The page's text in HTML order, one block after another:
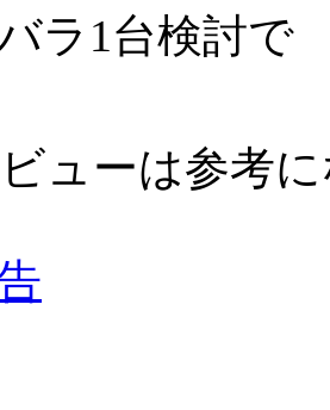
ラ1台検討で
ューは参考